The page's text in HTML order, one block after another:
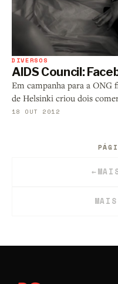
DIVERSOS
AIDS Council:
Em campanha para a ONG
de Helsinki criou dois
18 OUT 2012
←